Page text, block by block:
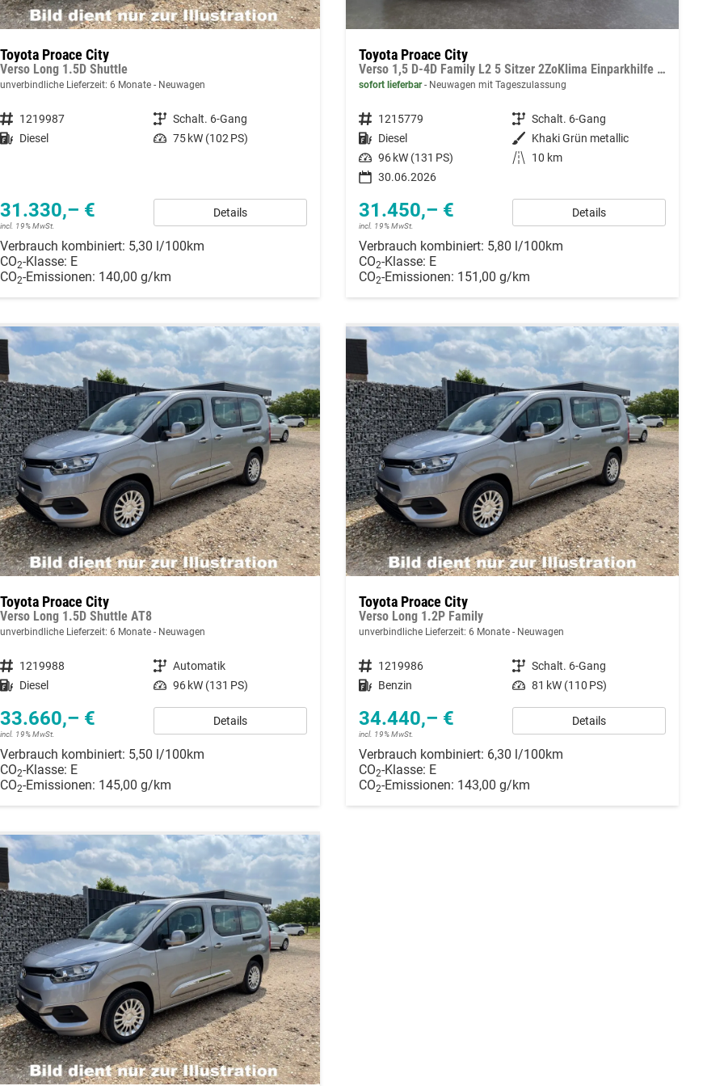
Toyota Proace City
Verso Long 1.5D Shuttle
unverbindliche Lieferzeit: 6 Monate Neuwagen
Fahrzeugnummer 1219987 Getriebe Schalt. 6-Gang
Kraftstoff Diesel Leistung 75 kW (102 PS)
31.330,– €
incl. 19% MwSt.
Details
Verbrauch kombiniert: 5,30 l/100km
CO2-Klasse: E
CO2-Emissionen: 140,00 g/km
Toyota Proace City
Verso 1,5 D-4D Family L2 5 Sitzer 2ZoKlima Einparkhilfe Apple Kamera 17 Zoll AluTempomat DAB 10 Display
sofort lieferbar Neuwagen mit Tageszulassung
Fahrzeugnummer 1215779 Getriebe Schalt. 6-Gang
Kraftstoff Diesel Außenfarbe Khaki Grün metallic
Leistung 96 kW (131 PS) Kilometerstand
10 km
30.06.2026
31.450,– €
incl. 19% MwSt.
Details
Verbrauch kombiniert: 5,80 l/100km
CO2-Klasse: E
CO2-Emissionen: 151,00 g/km
Toyota Proace City
Verso Long 1.5D Shuttle AT8
unverbindliche Lieferzeit: 6 Monate Neuwagen
Fahrzeugnummer 1219988 Getriebe Automatik
Kraftstoff Diesel Leistung 96 kW (131 PS)
33.660,– €
incl. 19% MwSt.
Details
Verbrauch kombiniert: 5,50 l/100km
CO2-Klasse: E
CO2-Emissionen: 145,00 g/km
Toyota Proace City
Verso Long 1.2P Family
unverbindliche Lieferzeit: 6 Monate Neuwagen
Fahrzeugnummer 1219986 Getriebe Schalt. 6-Gang
Kraftstoff Benzin Leistung 81 kW (110 PS)
34.440,– €
incl. 19% MwSt.
Details
Verbrauch kombiniert: 6,30 l/100km
CO2-Klasse: E
CO2-Emissionen: 143,00 g/km